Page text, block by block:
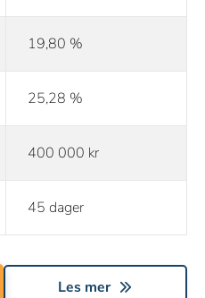
19,80 %
25,28 %
400 000 kr
45 dager
Les mer